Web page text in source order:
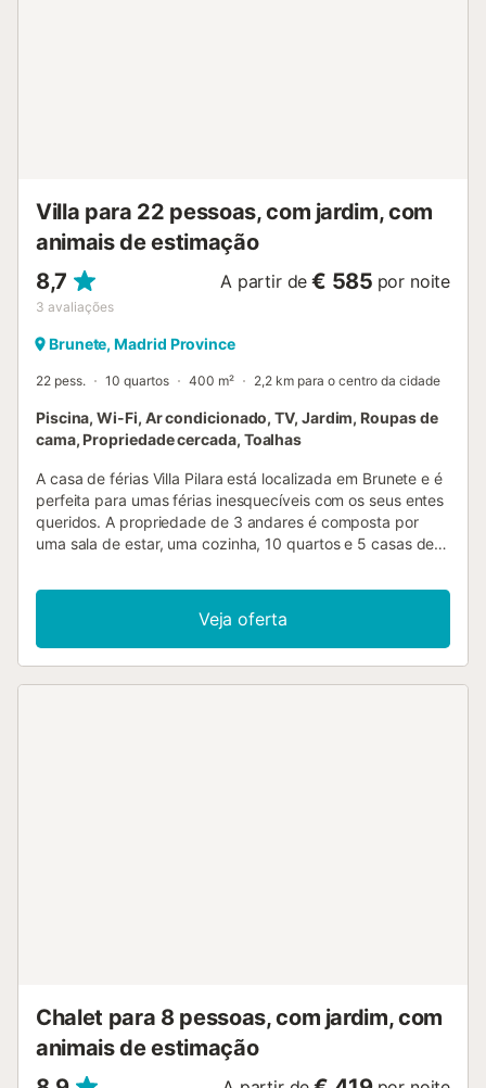
Villa para 22 pessoas, com jardim, com
animais de estimação
8,7
3 avaliações
A partir de € 585 por noite
Brunete, Madrid Province
22 pess. 10 quartos 400 m² 2,2 km para o centro da cidade
Piscina, Wi-Fi, Ar condicionado, TV, Jardim, Roupas de
cama, Propriedade cercada, Toalhas
A casa de férias Villa Pilara está localizada em Brunete e é
perfeita para umas férias inesquecíveis com os seus entes
queridos. A propriedade de 3 andares é composta por
uma sala de estar, uma cozinha, 10 quartos e 5 casas de
comodidades adicionais incluem Wi-Fi, uma televisão, ar
condicionado, uma máquina de lavar roupa, bem como
toalhas de praia/piscina. Para além disso, uma mesa de
bilhar também é fornecida para o seu prazer. Um berço
Veja oferta
Chalet para 8 pessoas, com jardim, com
animais de estimação